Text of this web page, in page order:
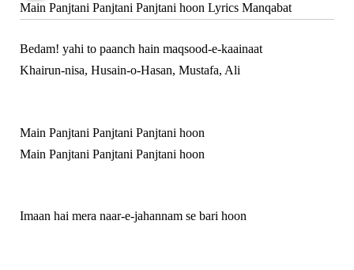
Main Panjtani Panjtani Panjtani hoon Lyrics Manqabat
Bedam! yahi to paanch hain maqsood-e-kaainaat
Khairun-nisa, Husain-o-Hasan, Mustafa, Ali
Main Panjtani Panjtani Panjtani hoon
Main Panjtani Panjtani Panjtani hoon
Imaan hai mera naar-e-jahannam se bari hoon